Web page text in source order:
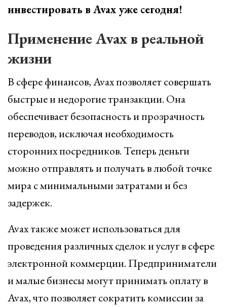
инвестировать в Avax уже сегодня!
Применение Avax в реальной
жизни
В сфере финансов, Avax позволяет совершать
быстрые и недорогие транзакции. Она
обеспечивает безопасность и прозрачность
переводов, исключая необходимость
сторонних посредников. Теперь деньги
можно отправлять и получать в любой точке
мира с минимальными затратами и без
задержек.
Avax также может использоваться для
проведения различных сделок и услуг в сфере
электронной коммерции. Предприниматели
и малые бизнесы могут принимать оплату в
Avax, что позволяет сократить комиссии за